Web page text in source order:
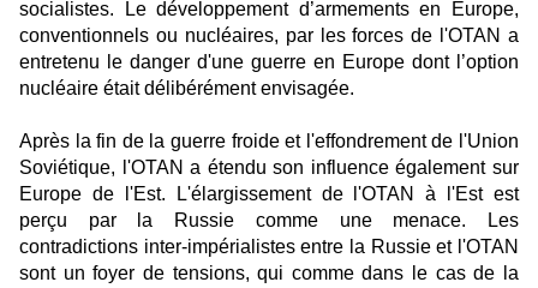
socialistes. Le développement d’armements en Europe,
conventionnels ou nucléaires, par les forces de l'OTAN a
entretenu le danger d'une guerre en Europe dont l’option
nucléaire était délibérément envisagée.
Après la fin de la guerre froide et l'effondrement de l'Union
Soviétique, l'OTAN a étendu son influence également sur
Europe de l'Est. L'élargissement de l'OTAN à l'Est est
perçu par la Russie comme une menace. Les
contradictions inter-impérialistes entre la Russie et l'OTAN
sont un foyer de tensions, qui comme dans le cas de la